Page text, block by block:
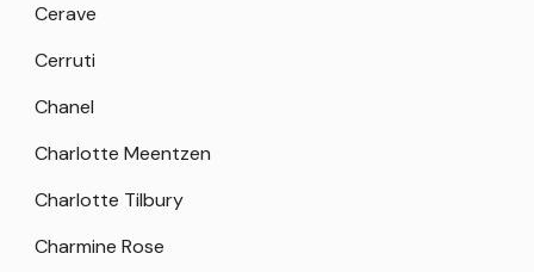
Cerave
Cerruti
Chanel
Charlotte Meentzen
Charlotte Tilbury
Charmine Rose